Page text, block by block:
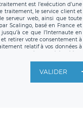
est l’exécution d’une
traitement, le service client et
serveur web, ainsi que toute
Scalingo, basé en France et
ce que l’Internaute en
retirer votre consentement à
relatif à vos données à
droits auprès du délégué à la
à l’adresse mail suivante :
d’introduire une réclamation
VALIDER